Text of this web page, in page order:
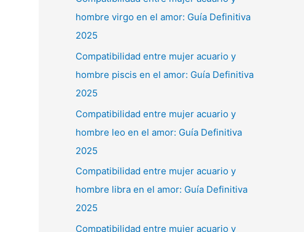
hombre virgo en el amor: Guía Definitiva
2025
Compatibilidad entre mujer acuario y
hombre piscis en el amor: Guía Definitiva
2025
Compatibilidad entre mujer acuario y
hombre leo en el amor: Guía Definitiva
2025
Compatibilidad entre mujer acuario y
hombre libra en el amor: Guía Definitiva
2025
Compatibilidad entre mujer acuario y